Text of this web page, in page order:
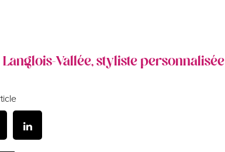
Langlois-Vallée, styliste personnalisée